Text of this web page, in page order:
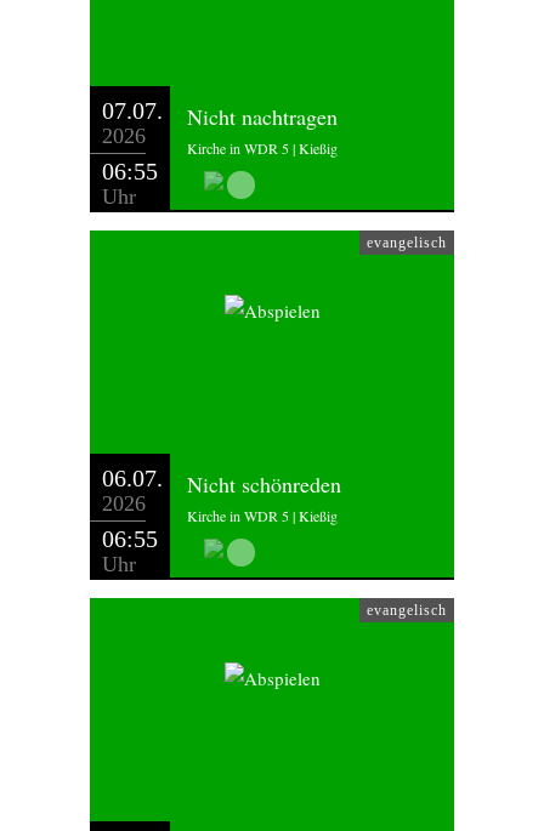
07.07.
2026
06:55
Uhr
Nicht nachtragen
Kirche in WDR 5 | Kießig
evangelisch
06.07.
2026
06:55
Uhr
Nicht schönreden
Kirche in WDR 5 | Kießig
evangelisch